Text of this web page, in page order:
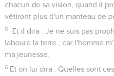
chacun de sa vision, quand il
vêtiront plus d'un manteau de
5 -Et il dira : Je ne suis pas
laboure la terre ; car l'homme
ma jeunesse.
6 Et on lui dira : Quelles sont